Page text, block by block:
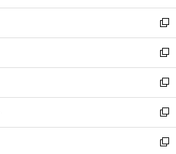
開
く
ウ
で
開
く
ン
ド
ウ
で
開
く
ウ
ィ
ン
ド
ウ
で
開
く
新
し
い
ウ
ィ
ン
ド
ウ
で
新
し
い
ウ
ィ
ン
ド
新
し
い
ウ
ィ
新
し
い
新